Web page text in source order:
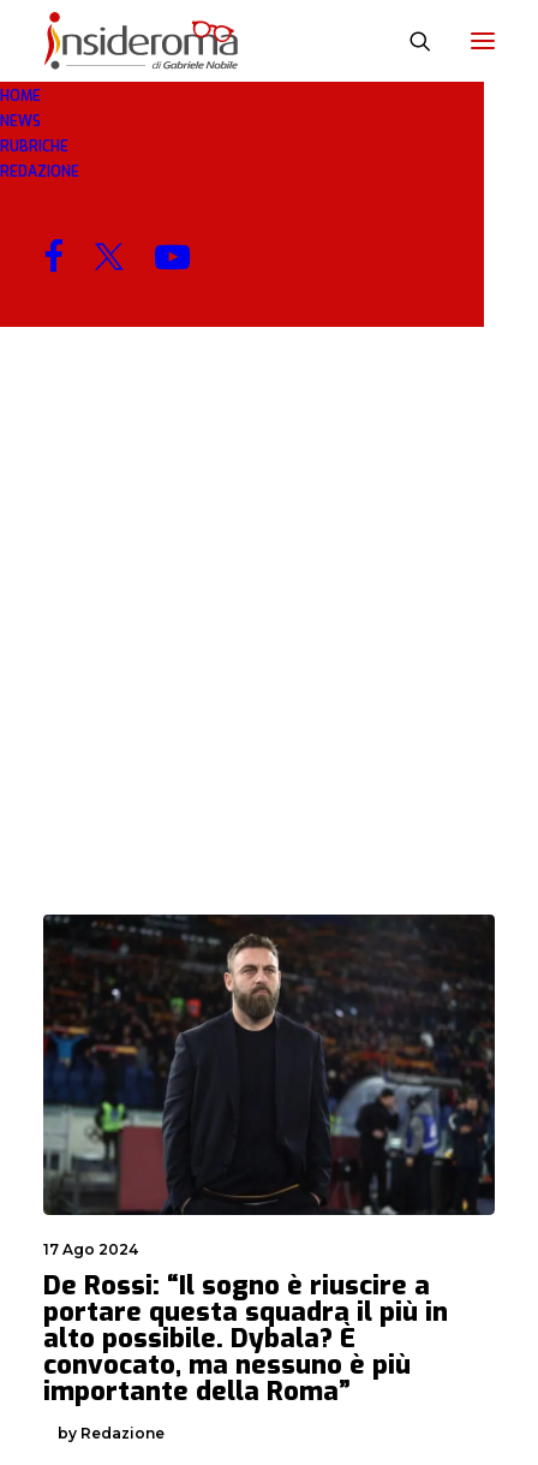
HOME
NEWS
RUBRICHE
REDAZIONE
CONFERENZA
MENU
17 Ago 2024
De Rossi: “Il sogno è riuscire a
portare questa squadra il più in
alto possibile. Dybala? È
convocato, ma nessuno è più
importante della Roma”
by Redazione